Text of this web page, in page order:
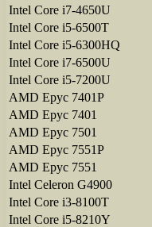
Intel Core i7-4650U
Intel Core i5-6500T
Intel Core i5-6300HQ
Intel Core i7-6500U
Intel Core i5-7200U
AMD Epyc 7401P
AMD Epyc 7401
AMD Epyc 7501
AMD Epyc 7551P
AMD Epyc 7551
Intel Celeron G4900
Intel Core i3-8100T
Intel Core i5-8210Y